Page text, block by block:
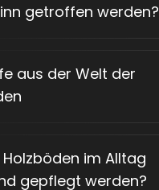
getroffen werden?
aus der Welt der
im Alltag
gepflegt werden?